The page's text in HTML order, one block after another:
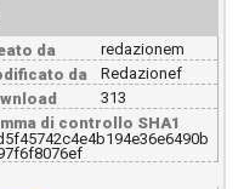
da
redazionem
da
Redazionef
313
di controllo SHA1